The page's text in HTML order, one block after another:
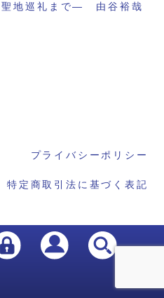
地巡礼まで― 由谷裕哉
プライバシーポリシー
特定商取引法に基づく表記